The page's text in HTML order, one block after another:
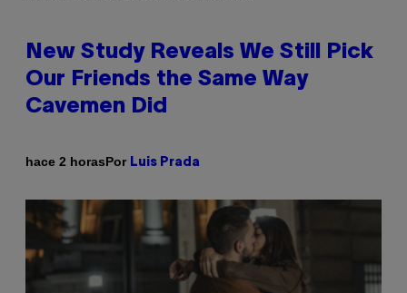
New Study Reveals We Still Pick
Our Friends the Same Way
Cavemen Did
hace 2 horasPor Luis Prada